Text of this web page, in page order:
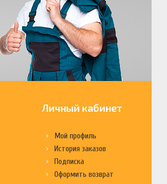
Личный кабинет
Мой профиль
История заказов
Подписка
Оформить возврат